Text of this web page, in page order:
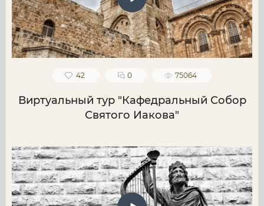
42 0 75064
Виртуальный тур "Кафедральный Собор
Святого Иакова"